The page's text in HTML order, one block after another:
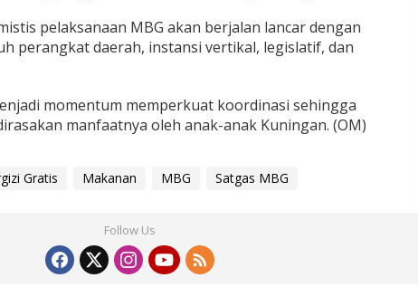
pelaksanaan MBG akan berjalan lancar dengan
perangkat daerah, instansi vertikal, legislatif, dan
momentum memperkuat koordinasi sehingga
manfaatnya oleh anak-anak Kuningan. (OM)
Gratis Makanan MBG Satgas MBG
Follow Us